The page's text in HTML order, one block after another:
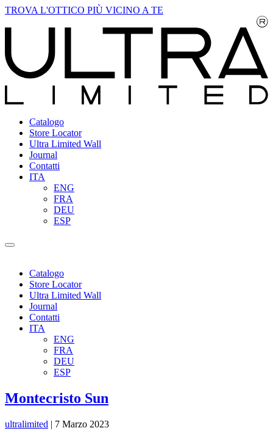
TROVA L'OTTICO PIÙ VICINO A TE
Catalogo
Store Locator
Ultra Limited Wall
Journal
Contatti
ITA
ENG
FRA
DEU
ESP
Catalogo
Store Locator
Ultra Limited Wall
Journal
Contatti
ITA
ENG
FRA
DEU
ESP
Montecristo Sun
ultralimited | 7 Marzo 2023